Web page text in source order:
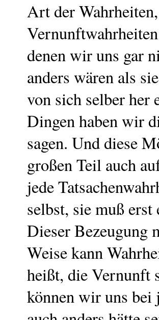
Art der
denen wir uns gar
anders wären als
von sich selber her
Dingen haben wir
sagen. Und diese
großen Teil auch
jede
selbst, sie muß
Dieser Bezeugung
Weise kann
heißt, die Vernunft
können wir uns bei